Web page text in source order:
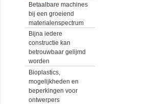
Betaalbare machines
bij een groeiend
materialenspectrum
Bijna iedere
constructie kan
betrouwbaar gelijmd
worden
Bioplastics,
mogelijkheden en
beperkingen voor
ontwerpers